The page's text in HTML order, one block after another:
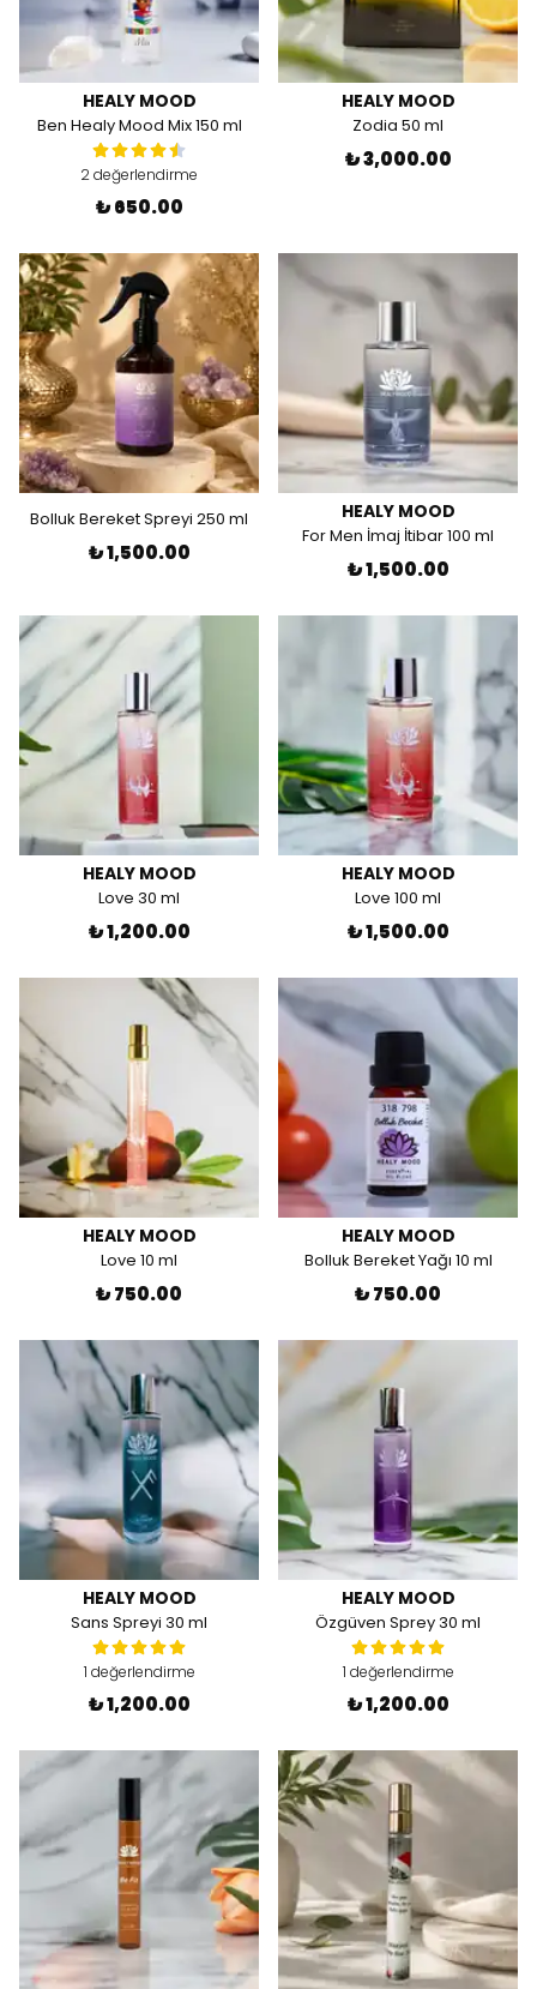
HEALY MOOD
Ben Healy Mood Mix 150 ml
2 değerlendirme
₺ 650.00
HEALY MOOD
Zodia 50 ml
₺ 3,000.00
Bolluk Bereket Spreyi 250 ml
₺ 1,500.00
HEALY MOOD
For Men İmaj İtibar 100 ml
₺ 1,500.00
HEALY MOOD
Love 30 ml
₺ 1,200.00
HEALY MOOD
Love 100 ml
₺ 1,500.00
HEALY MOOD
Love 10 ml
₺ 750.00
HEALY MOOD
Bolluk Bereket Yağı 10 ml
₺ 750.00
HEALY MOOD
Sans Spreyi 30 ml
1 değerlendirme
₺ 1,200.00
HEALY MOOD
Özgüven Sprey 30 ml
1 değerlendirme
₺ 1,200.00